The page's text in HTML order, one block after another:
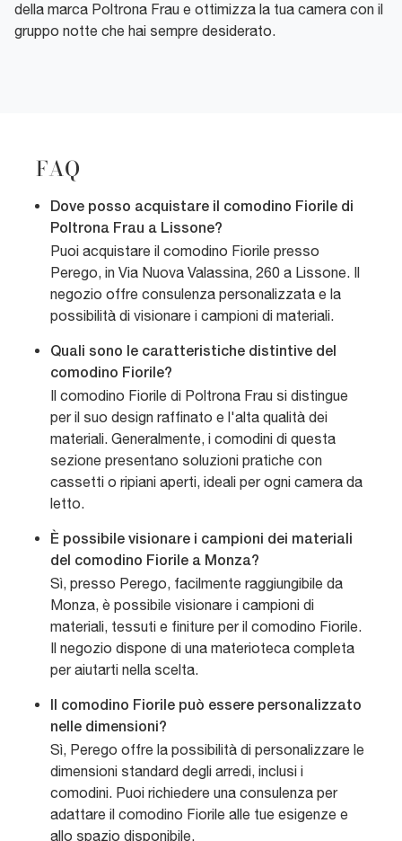
della marca Poltrona Frau e ottimizza la tua camera con il
gruppo notte che hai sempre desiderato.
FAQ
Dove posso acquistare il comodino Fiorile di
Poltrona Frau a Lissone?
Puoi acquistare il comodino Fiorile presso
Perego, in Via Nuova Valassina, 260 a Lissone. Il
negozio offre consulenza personalizzata e la
possibilità di visionare i campioni di materiali.
Quali sono le caratteristiche distintive del
comodino Fiorile?
Il comodino Fiorile di Poltrona Frau si distingue
per il suo design raffinato e l'alta qualità dei
materiali. Generalmente, i comodini di questa
sezione presentano soluzioni pratiche con
cassetti o ripiani aperti, ideali per ogni camera da
letto.
È possibile visionare i campioni dei materiali
del comodino Fiorile a Monza?
Sì, presso Perego, facilmente raggiungibile da
Monza, è possibile visionare i campioni di
materiali, tessuti e finiture per il comodino Fiorile.
Il negozio dispone di una materioteca completa
per aiutarti nella scelta.
Il comodino Fiorile può essere personalizzato
nelle dimensioni?
Sì, Perego offre la possibilità di personalizzare le
dimensioni standard degli arredi, inclusi i
comodini. Puoi richiedere una consulenza per
adattare il comodino Fiorile alle tue esigenze e
allo spazio disponibile.